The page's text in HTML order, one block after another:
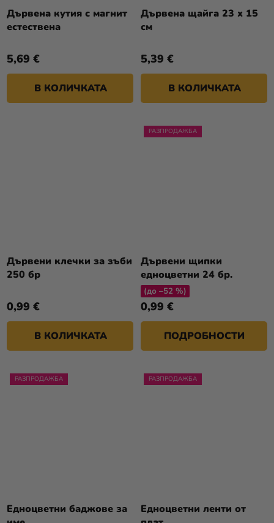
Дървена кутия с магнит
естествена
5,69 €
В КОЛИЧКАТА
Дървена щайга 23 x 15
см
5,39 €
В КОЛИЧКАТА
Дървени клечки за зъби
250 бр
0,99 €
В КОЛИЧКАТА
РАЗПРОДАЖБА
Дървени щипки
едноцветни 24 бр.
0,99 €
(до –52 %)
ПОДРОБНОСТИ
РАЗПРОДАЖБА
Едноцветни баджове за
РАЗПРОДАЖБА
Едноцветни ленти от